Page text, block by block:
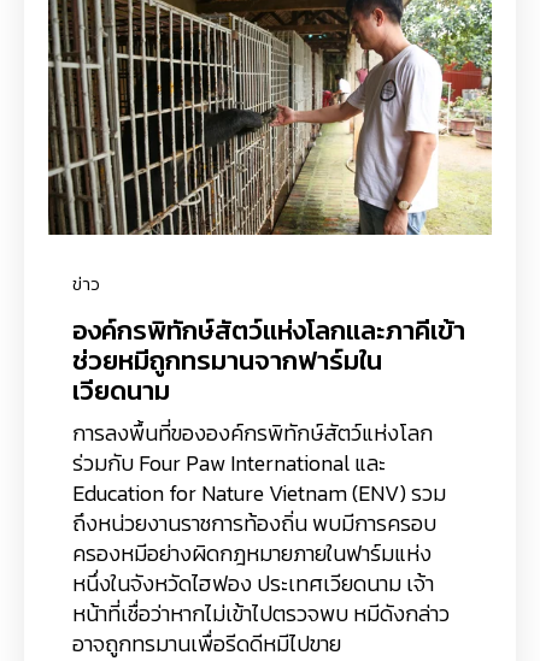
องค์กรพิทักษ์สัตว์แห่งโลกและภาคีเข้า
ช่วยหมีถูกทรมานจากฟาร์มใน
เวียดนาม
ข่าว
การลงพื้นที่ขององค์กรพิทักษ์สัตว์แห่งโลก
ร่วมกับ Four Paw International และ
Education for Nature Vietnam (ENV) รวม
ถึงหน่วยงานราชการท้องถิ่น พบมีการครอบ
ครองหมีอย่างผิดกฎหมายภายในฟาร์มแห่ง
หนึ่งในจังหวัดไฮฟอง ประเทศเวียดนาม เจ้า
หน้าที่เชื่อว่าหากไม่เข้าไปตรวจพบ หมีดังกล่าว
อาจถูกทรมานเพื่อรีดดีหมีไปขาย